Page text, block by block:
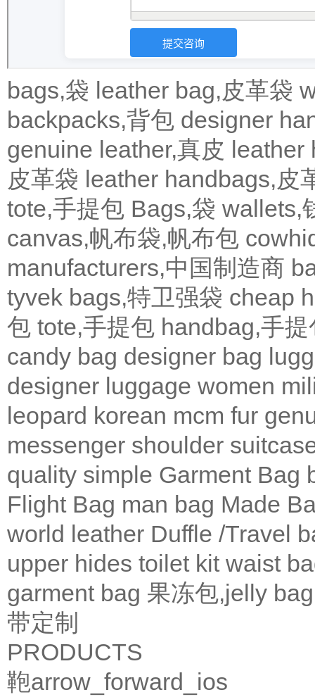
bags,袋 leather bag,皮革袋
backpacks,背包 designer
genuine leather,真皮 leather
皮革袋 leather handbags,皮
tote,手提包 Bags,袋 wallets,
canvas,帆布袋,帆布包
manufacturers,中国制造商
tyvek bags,特卫强袋 cheap
包 tote,手提包 handbag,手提
candy bag designer bag
designer luggage women
leopard korean mcm fur
messenger shoulder
quality simple Garment Bag
Flight Bag man bag Made
world leather Duffle /Travel
upper hides toilet kit waist
garment bag 果冻包,jelly bag
带定制
PRODUCTS
鞄arrow_forward_ios